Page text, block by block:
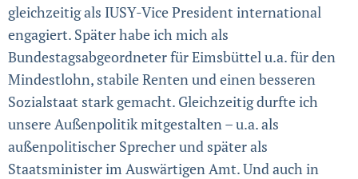
gleichzeitig als IUSY-Vice President international
engagiert. Später habe ich mich als
Bundestagsabgeordneter für Eimsbüttel u.a. für den
Mindestlohn, stabile Renten und einen besseren
Sozialstaat stark gemacht. Gleichzeitig durfte ich
unsere Außenpolitik mitgestalten – u.a. als
außenpolitischer Sprecher und später als
Staatsminister im Auswärtigen Amt. Und auch in